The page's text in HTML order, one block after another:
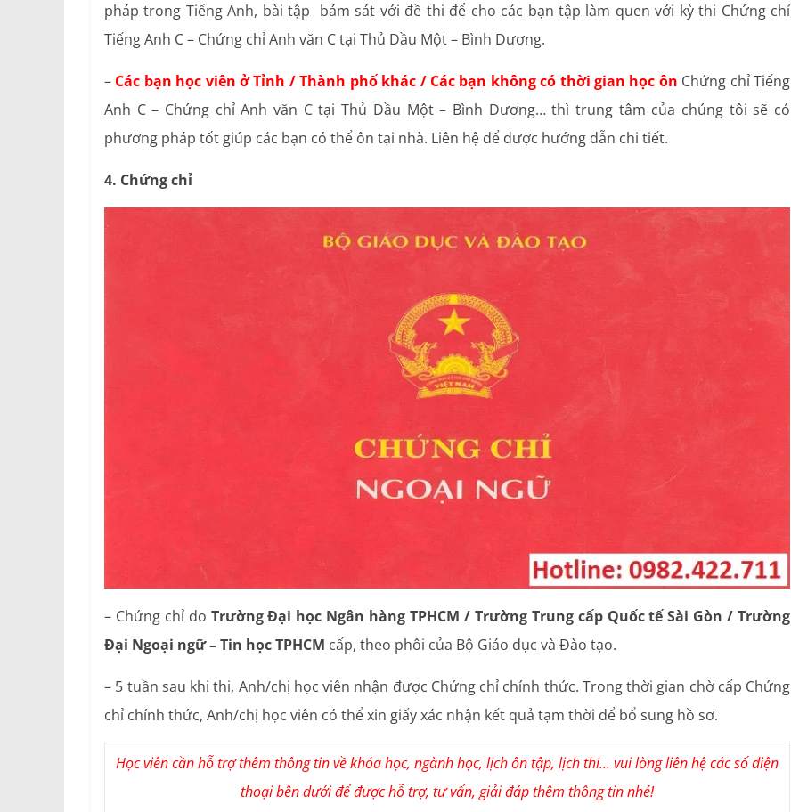
pháp trong Tiếng Anh, bài tập bám sát với đề thi để cho các bạn tập làm quen với kỳ thi Chứng chỉ
Tiếng Anh C – Chứng chỉ Anh văn C tại Thủ Dầu Một – Bình Dương.
– Các bạn học viên ở Tỉnh / Thành phố khác / Các bạn không có thời gian học ôn Chứng chỉ Tiếng
Anh C – Chứng chỉ Anh văn C tại Thủ Dầu Một – Bình Dương… thì trung tâm của chúng tôi sẽ có
phương pháp tốt giúp các bạn có thể ôn tại nhà. Liên hệ để được hướng dẫn chi tiết.
4. Chứng chỉ
– Chứng chỉ do Trường Đại học Ngân hàng TPHCM / Trường Trung cấp Quốc tế Sài Gòn / Trường
Đại Ngoại ngữ – Tin học TPHCM cấp, theo phôi của Bộ Giáo dục và Đào tạo.
– 5 tuần sau khi thi, Anh/chị học viên nhận được Chứng chỉ chính thức. Trong thời gian chờ cấp Chứng
chỉ chính thức, Anh/chị học viên có thể xin giấy xác nhận kết quả tạm thời để bổ sung hồ sơ.
Học viên cần hỗ trợ thêm thông tin về khóa học, ngành học, lịch ôn tập, lịch thi... vui lòng liên hệ các số điện
thoại bên dưới để được hỗ trợ, tư vấn, giải đáp thêm thông tin nhé!